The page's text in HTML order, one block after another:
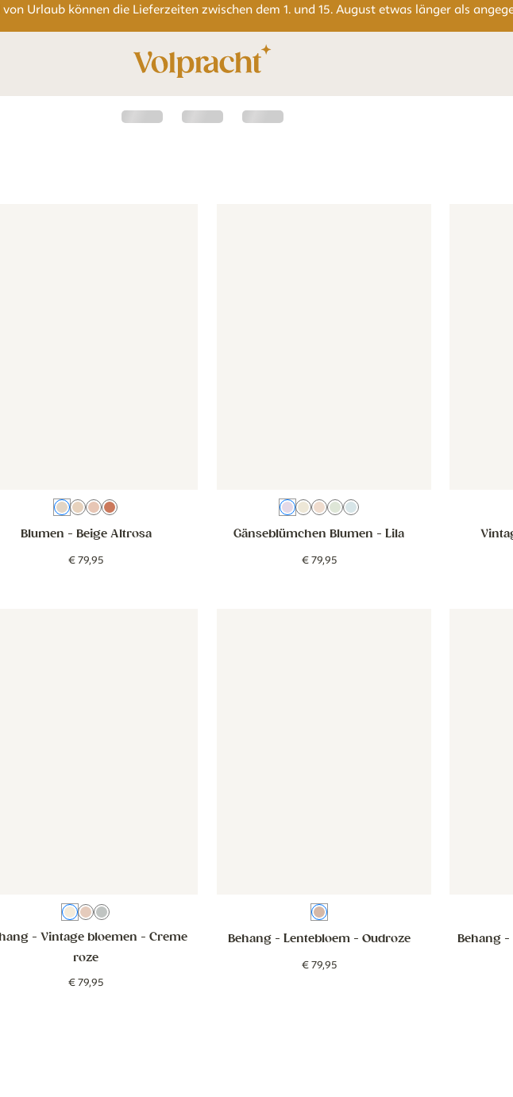
Urlaub können die Lieferzeiten zwischen dem 1. und 15. August etwas länger als
Beige Altrosa
Beige
RosaBeige Terra
Blumen - Beige Altrosa
€79,95
LilaBeigeAltrosa
GrünBlau
Gänseblümchen Blumen - Lila
€79,95
Creme roze
Oudroze
Blauw
- Vintage bloemen - Creme
roze
€79,95
Oudroze
Behang - Lentebloem- Oudroze
€79,95
Behang